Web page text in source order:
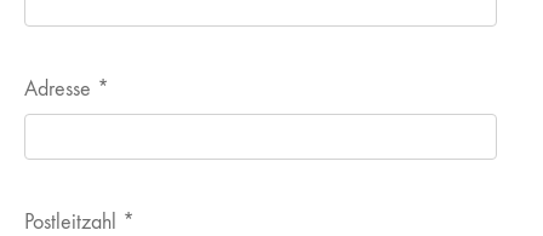
Adresse *
Postleitzahl *